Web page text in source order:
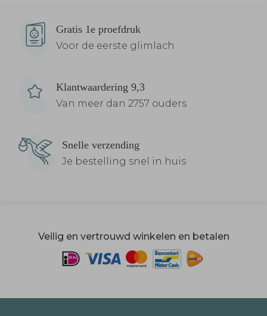
Gratis 1e proefdruk
Voor de eerste glimlach
Klantwaardering 9,3
Van meer dan 2757 ouders
Snelle verzending
Je bestelling snel in huis
Veilig en vertrouwd winkelen en betalen